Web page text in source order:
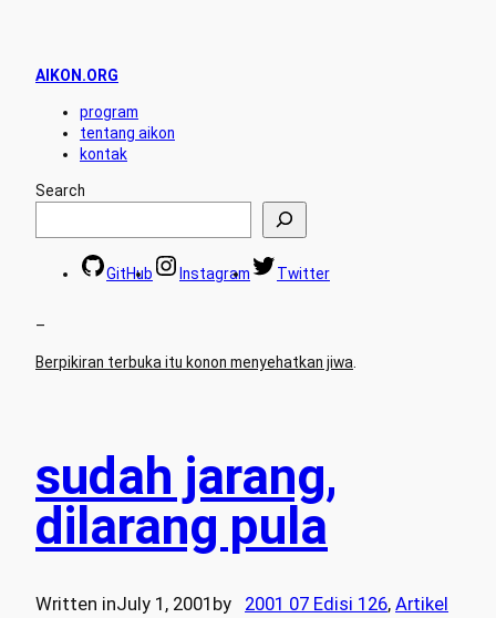
AIKON.ORG
program
tentang aikon
kontak
Search
GitHub Instagram Twitter
–
Berpikiran terbuka itu konon menyehatkan jiwa
sudah jarang,
dilarang pula
Written inJuly 1, 2001 by 2001 07 Edisi 126, Artikel